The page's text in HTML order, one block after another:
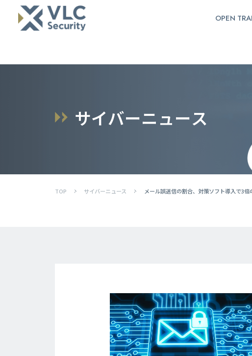
OPEN
サイバーニュース
TOP サイバーニュース メール誤送信の割合、対策ソフト導入で3